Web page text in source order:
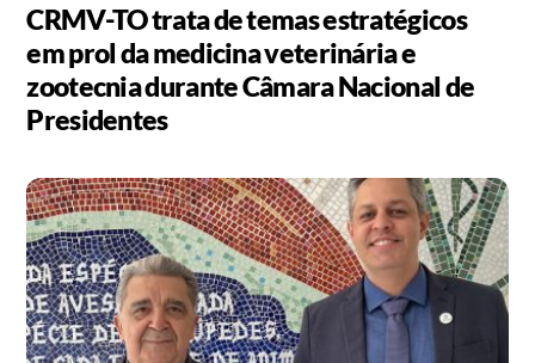
CRMV-TO trata de temas estratégicos
em prol da medicina veterinária e
zootecnia durante Câmara Nacional de
Presidentes